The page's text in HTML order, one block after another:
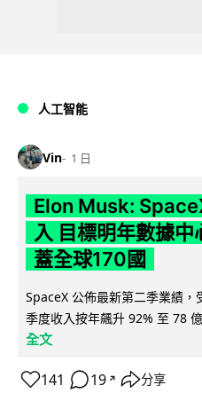
人工智能
Vin 1 日
Elon Musk:
入 目標明年數據
蓋全球170國
SpaceX 公佈最新第二季業績
季度收入按年飆升 92% 至 78
全文
141 19 ↗ 分享